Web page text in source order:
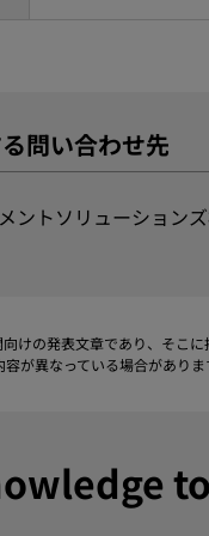
問い合わせ先
ントソリューション
けの発表文章であり、そこ
が異なっている場合があり
to